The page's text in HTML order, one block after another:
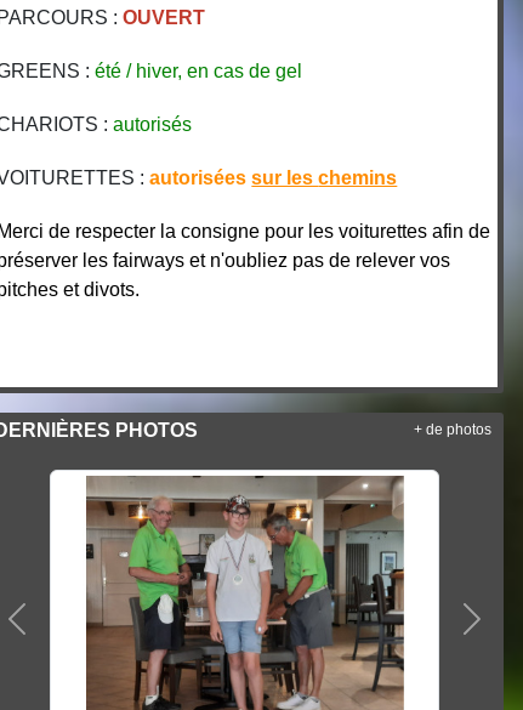
PARCOURS :OUVERT
: été / hiver, en cas de gel
:autorisés
:autoriséessur leschemins
Merci de respecter la consigne pour les voiturettes afin de
les fairways et n'oubliez pas de relever vos
et divots.
PHOTOS
Précedent
+ de photos